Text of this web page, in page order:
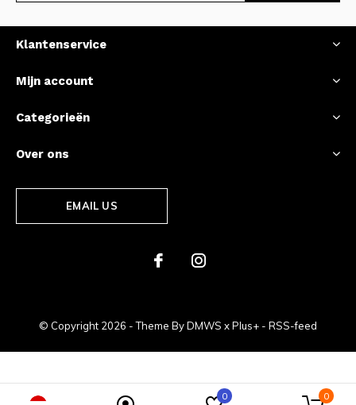
Klantenservice
Mijn account
Categorieën
Over ons
EMAIL US
© Copyright 2026 - Theme ByDMWS xPlus+ - RSS-feed
0 0